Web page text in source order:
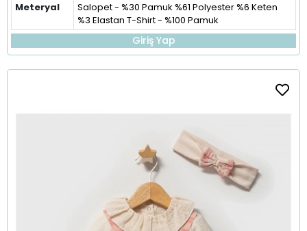
Meteryal
Salopet - %30 Pamuk %61 Polyester %6 Keten
%3 Elastan T-Shirt - %100 Pamuk
Giriş Yap